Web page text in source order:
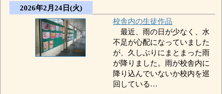
2026年2月24日(火)
校舎内の生徒作品
最近、雨の日が少なく、水
不足が心配になっていました
が、久しぶりにまとまった雨
が降りました。雨が校舎内に
降り込んでいないか校内を巡
回している…